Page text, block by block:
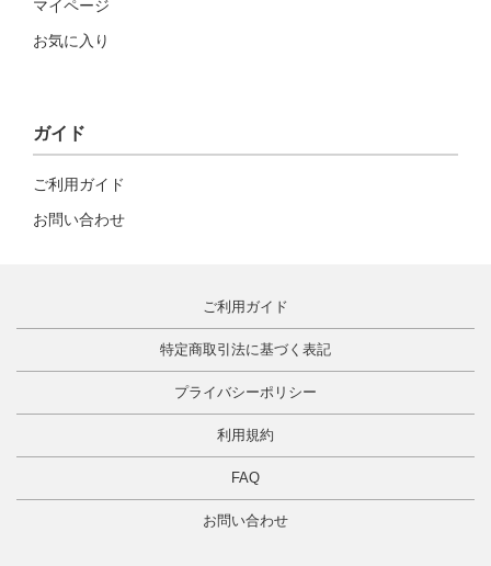
マイページ
お気に入り
ガイド
ご利用ガイド
お問い合わせ
ご利用ガイド
特定商取引法に基づく表記
プライバシーポリシー
利用規約
FAQ
お問い合わせ